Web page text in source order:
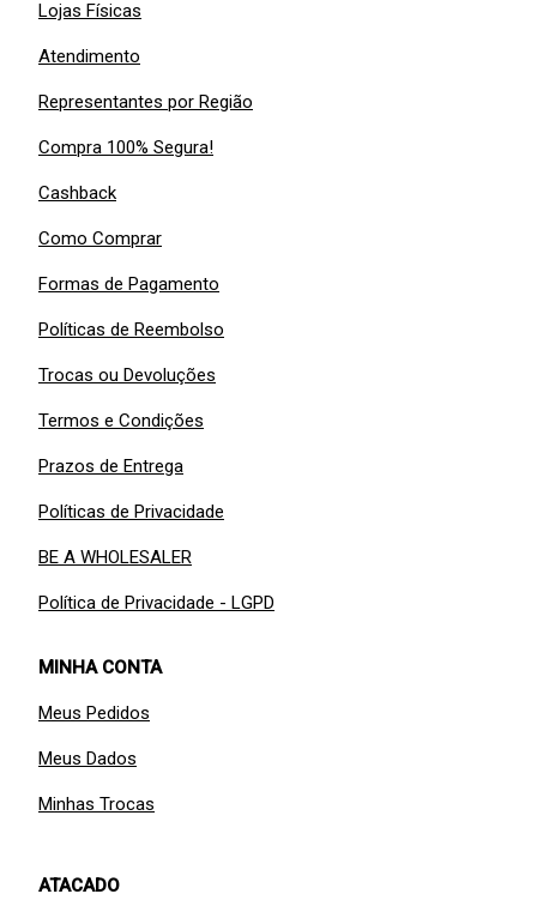
Lojas Físicas
Atendimento
Representantes por Região
Compra 100% Segura!
Cashback
Como Comprar
Formas de Pagamento
Políticas de Reembolso
Trocas ou Devoluções
Termos e Condições
Prazos de Entrega
Políticas de Privacidade
BE A WHOLESALER
Política de Privacidade - LGPD
MINHA CONTA
Meus Pedidos
Meus Dados
Minhas Trocas
ATACADO